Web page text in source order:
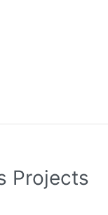
Projects